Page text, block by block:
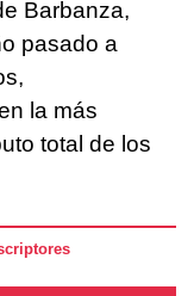
Barbanza,
pasado a
la más
total de los